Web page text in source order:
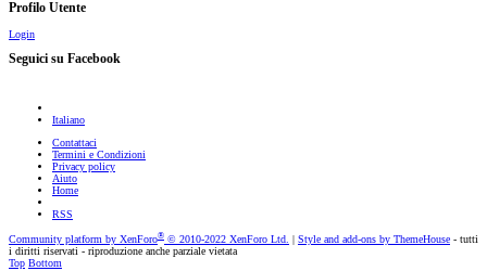
Profilo Utente
Login
Seguici su Facebook
Italiano
Contattaci
Termini e Condizioni
Privacy policy
Aiuto
Home
RSS
Community platform by XenForo® © 2010-2022 XenForo Ltd. Style and add-ons by ThemeHouse - tutti
i diritti riservati - riproduzione anche parziale vietata
Top Bottom